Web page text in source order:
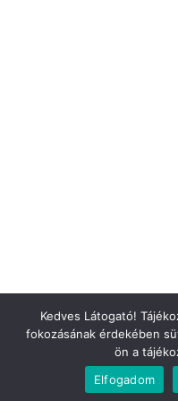
Kedves Látogató!
fokozásának érdekében
ön a
Elfogadom